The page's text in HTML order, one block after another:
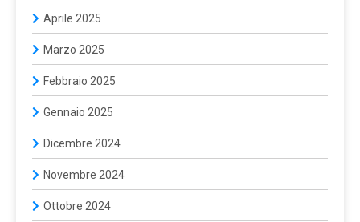
Aprile 2025
Marzo 2025
Febbraio 2025
Gennaio 2025
Dicembre 2024
Novembre 2024
Ottobre 2024